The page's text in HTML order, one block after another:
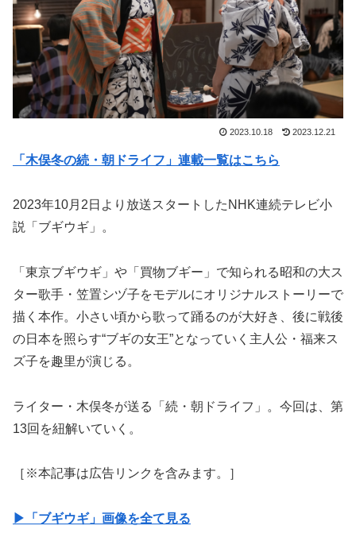
2023.10.18 2023.12.21
「木俣冬の続・朝ドライフ」連載一覧はこちら
2023年10月2日より放送スタートしたNHK連続テレビ小
説「ブギウギ」。
「東京ブギウギ」や「買物ブギー」で知られる昭和の大ス
ター歌手・笠置シヅ子をモデルにオリジナルストーリーで
描く本作。小さい頃から歌って踊るのが大好き、後に戦後
の日本を照らす“ブギの女王”となっていく主人公・福来ス
ズ子を趣里が演じる。
ライター・木俣冬が送る「続・朝ドライフ」。今回は、第
13回を紐解いていく。
［※本記事は広告リンクを含みます。］
▶︎「ブギウギ」画像を全て見る